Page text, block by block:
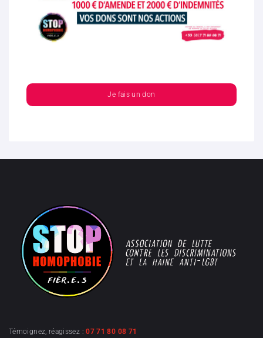
Je fais un don
Témoignez, réagissez :07 71 80 08 71